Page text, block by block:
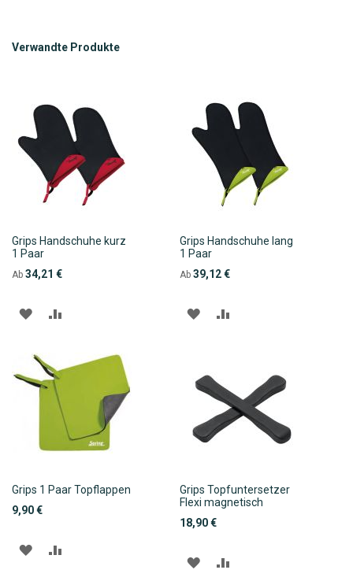
Verwandte Produkte
Grips Handschuhe kurz
1 Paar
Ab 34,21 €
ZUR
HINZUFÜGEN
HINZUFÜGEN
Grips Handschuhe lang
1 Paar
Ab 39,12 €
ZUR
Grips 1 Paar Topflappen
9,90 €
ZUR
Grips Topfuntersetzer
Flexi magnetisch
18,90 €
ZUR